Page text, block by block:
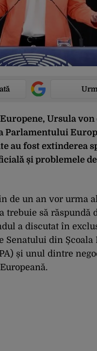
Ursula von
Parlamentului
au fost extinderea
și problemele
de un an vor urma
trebuie să răspundă
a discutat în
Senatului din Școala
și unul dintre